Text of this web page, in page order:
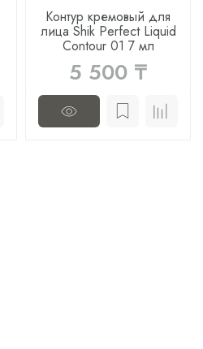
Контур кремовый для
лица Shik Perfect Liquid
Contour 01 7 мл
5 500 ₸